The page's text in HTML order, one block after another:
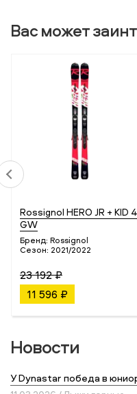
Вас может
Rossignol HERO JR + KID 4
GW
Бренд: Rossignol
Сезон: 2021/2022
23 192 ₽
11 596 ₽
Новости
У Dynastar победа в